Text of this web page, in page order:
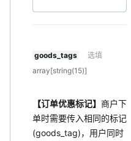
goods_tags
选填
array[string(15)]
【订单优惠标记】 商户下
单时需要传入相同的标记
(goods_tag)，用户同时